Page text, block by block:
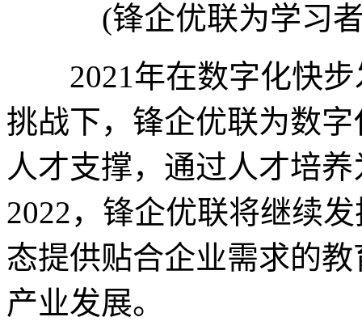
(锋企优联为学习
2021年在数字化快步
挑战下，锋企优联为数
人才支撑，通过人才培
2022，锋企优联将继续
态提供贴合企业需求的
产业发展。